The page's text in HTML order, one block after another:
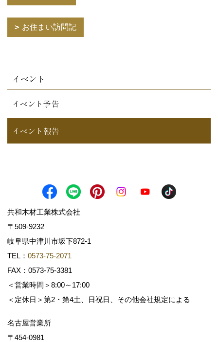
お住まい訪問記
イベント
イベント予告
イベント報告
共和木材工業株式会社
〒509-9232
岐阜県中津川市坂下872‐1
TEL： 0573-75-2071
FAX：0573-75-3381
＜営業時間＞8:00～17:00
＜定休日＞第2・第4土、日祝日、その他会社規定による
名古屋営業所
〒454-0981